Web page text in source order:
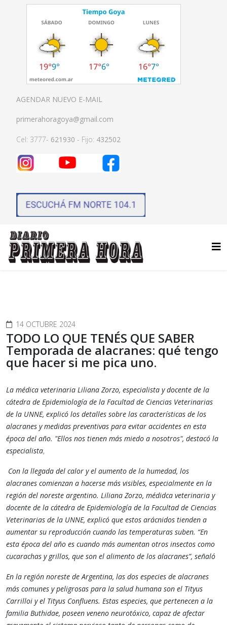
AGENDAR NUEVO E-MAIL
primerahoragoya@gmail.com
Cel: 3777- 621930 - Fijo: 432502
14 OCTUBRE 2024
TODO LO QUE TENÉS QUE SABER
Temporada de alacranes: qué tengo
que hacer si me pica uno.
La médica veterinaria Liliana Zorzo, especialista y docente de la
cátedra de Epidemiología de la Facultad de Ciencias Veterinarias
de la UNNE, explicó los detalles sobre las características de los
alacranes y medidas preventivas para evitar accidentes en esta
época del año. "Ellos nos tienen más miedo a nosotros", destacó la
especialista,
Con la llegada del calor y el aumento de la humedad, los
alacranes comienzan a hacerse más visibles, especialmente en la
región del noreste argentino. Liliana Zorzo, médidca veterinaria y
docente de la cátedra de Epidemiología de la Facultad de Ciencias
Veterinarias de la UNNE, explicó que estos arácnidos tienden a
aumentar su reproducción cuando las temperaturas suben. “En
esta época del año es cuando más aumentan otros insectos como
cucarachas y grillos, que son el alimento de los alacranes”, señaló
En la región noreste de Argentina, las dos especies de alacranes
más comunes y peligrosas para la salud humana son el Tityus
Carrilloi y el Tityus Confluens. Estas especies, que pertenecen a la
familia Buthidae, poseen veneno neurotóxico, capaz de afectar